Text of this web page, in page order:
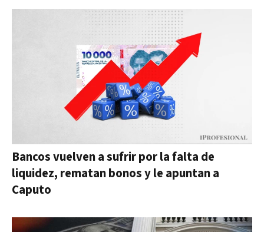
Bancos vuelven a sufrir por la falta de
liquidez, rematan bonos y le apuntan a
Caputo